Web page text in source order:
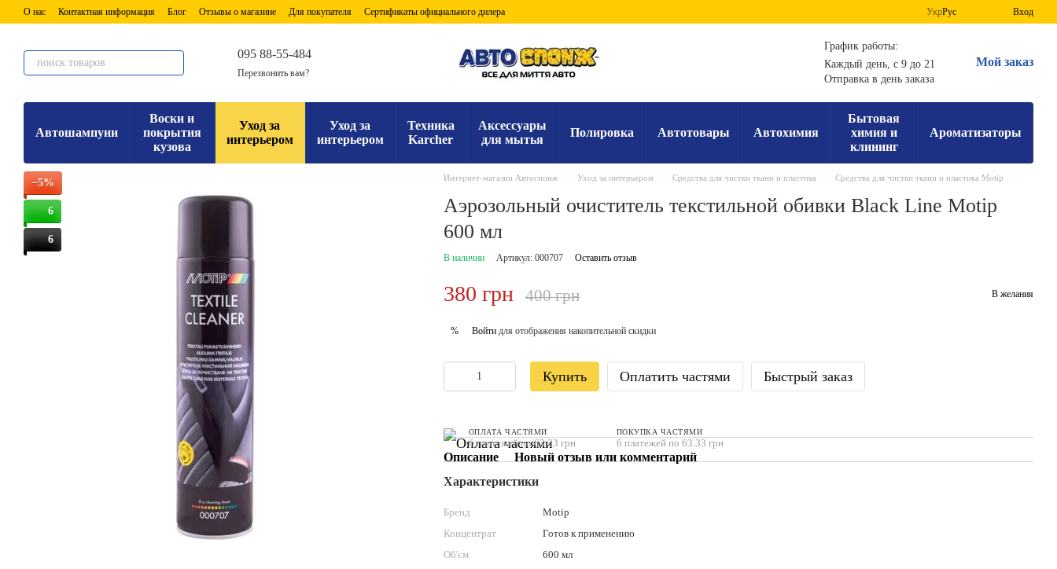
Перейти к основному контенту
О нас Контактная информация Блог Отзывы о магазине Для покупателя Сертификаты официального дилера УкрРус Вход
095 88-55-484
Перезвонить вам?
График работы:
Каждый день, с 9 до 21
Отправка в день заказа
Мой заказ
Автошампуни
Воски и
покрытия
кузова
Уход за
интерьером
Уход за
интерьером
Техника
Karcher
Аксессуары
для мытья
Полировка Автотовары Автохимия
Бытовая
химия и
клининг
Ароматизаторы
−5%
6
6
Интернет-магазин Автоспонж Уход за интерьером Средства для чистки ткани и пластика Средства для чистки ткани и пластика Motip
Аэрозольный очиститель текстильной обивки Black Line Motip
600 мл
В наличии Артикул: 000707 Оставить отзыв
380 грн 400 грн В желания
% Войтидля отображения накопительной скидки
Купить Оплатить частями Быстрый заказ
ОПЛАТА ЧАСТЯМИ
6 платежей по 63.33 грн
ПОКУПКА ЧАСТЯМИ
6 платежей по 63.33 грн
Описание
Новый отзыв или комментарий
Характеристики
Бренд
Motip
Концентрат
Готов к применению
Об'єм
600 мл